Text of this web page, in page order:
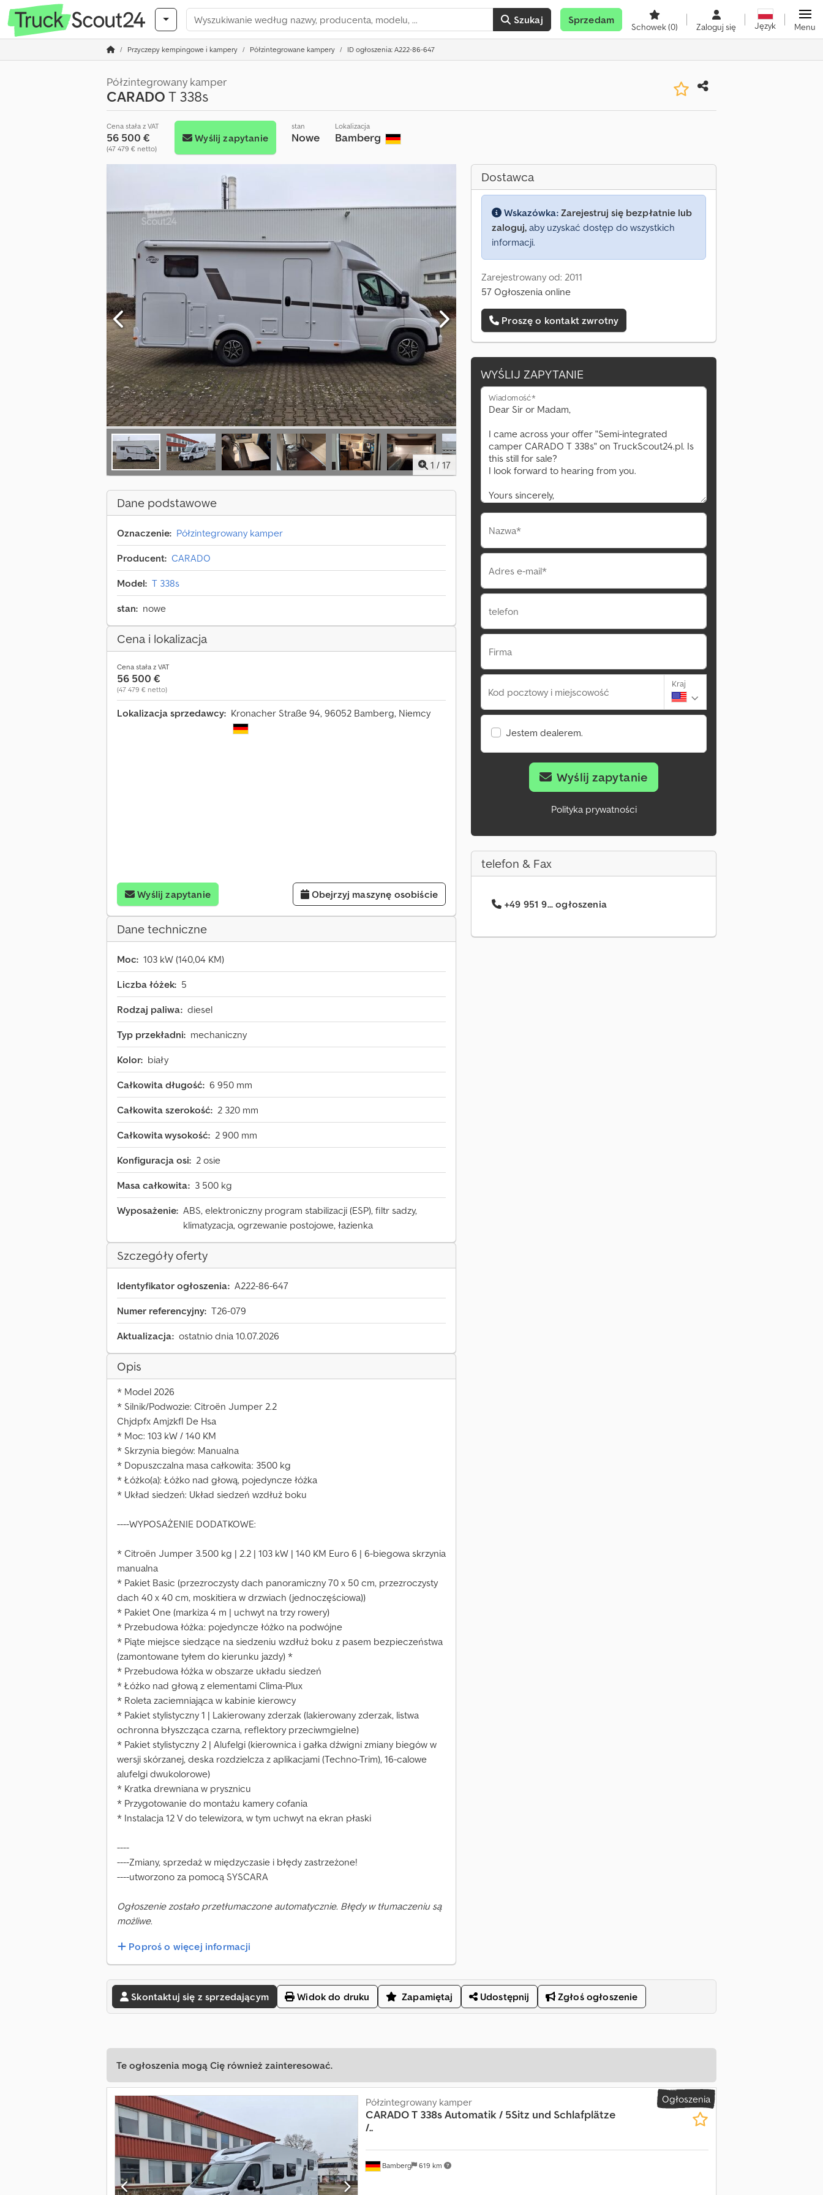
Szukaj Sprzedam
Schowek(0) Zaloguj się Język Menu
Przyczepy kempingowe i kampery Półzintegrowane kampery ID ogłoszenia: A222-86-647
Półzintegrowany kamper
CARADOT 338s
Cena stała z VAT
56 500 €
(47 479 € netto)
Wyślij zapytanie
stan
Nowe
Lokalizacja
Bamberg
1 / 17
Dane podstawowe
Oznaczenie: Półzintegrowany kamper
Producent: CARADO
Model: T 338s
stan: nowe
Cena i lokalizacja
Cena stała z VAT
56 500 €
(47 479 € netto)
Lokalizacja sprzedawcy: Kronacher Straße 94, 96052 Bamberg, Niemcy
Wyślij zapytanie Obejrzyj maszynę osobiście
Dane techniczne
Moc: 103 kW (140,04 KM)
Liczba łóżek: 5
Rodzaj paliwa: diesel
Typ przekładni: mechaniczny
Kolor: biały
Całkowita długość: 6 950 mm
Całkowita szerokość: 2 320 mm
Całkowita wysokość: 2 900 mm
Konfiguracja osi: 2 osie
Masa całkowita: 3 500 kg
Wyposażenie: ABS, elektroniczny program stabilizacji (ESP), filtr sadzy,
klimatyzacja, ogrzewanie postojowe, łazienka
Szczegóły oferty
Identyfikator ogłoszenia: A222-86-647
Numer referencyjny: T26-079
Aktualizacja: ostatnio dnia 10.07.2026
Opis
* Model 2026
* Silnik/Podwozie: Citroën Jumper 2.2
Chjdpfx Amjzkfl De Hsa
* Moc: 103 kW / 140 KM
* Skrzynia biegów: Manualna
* Dopuszczalna masa całkowita: 3500 kg
* Łóżko(a): Łóżko nad głową, pojedyncze łóżka
* Układ siedzeń: Układ siedzeń wzdłuż boku
----WYPOSAŻENIE DODATKOWE:
* Citroën Jumper 3.500 kg | 2.2 | 103 kW | 140 KM Euro 6 | 6-biegowa skrzynia
manualna
* Pakiet Basic (przezroczysty dach panoramiczny 70 x 50 cm, przezroczysty
dach 40 x 40 cm, moskitiera w drzwiach (jednoczęściowa))
* Pakiet One (markiza 4 m | uchwyt na trzy rowery)
* Przebudowa łóżka: pojedyncze łóżko na podwójne
* Piąte miejsce siedzące na siedzeniu wzdłuż boku z pasem bezpieczeństwa
(zamontowane tyłem do kierunku jazdy) *
* Przebudowa łóżka w obszarze układu siedzeń
* Łóżko nad głową z elementami Clima-Plux
* Roleta zaciemniająca w kabinie kierowcy
* Pakiet stylistyczny 1 | Lakierowany zderzak (lakierowany zderzak, listwa
ochronna błyszcząca czarna, reflektory przeciwmgielne)
* Pakiet stylistyczny 2 | Alufelgi (kierownica i gałka dźwigni zmiany biegów w
wersji skórzanej, deska rozdzielcza z aplikacjami (Techno-Trim), 16-calowe
alufelgi dwukolorowe)
* Kratka drewniana w prysznicu
* Przygotowanie do montażu kamery cofania
* Instalacja 12 V do telewizora, w tym uchwyt na ekran płaski
----
----Zmiany, sprzedaż w międzyczasie i błędy zastrzeżone!
----utworzono za pomocą SYSCARA
Ogłoszenie zostało przetłumaczone automatycznie. Błędy w tłumaczeniu są
możliwe.
Poproś o więcej informacji
Dostawca
Wskazówka: Zarejestruj się bezpłatnie lub
zaloguj, aby uzyskać dostęp do wszystkich
informacji.
Zarejestrowany od: 2011
57 Ogłoszenia online
Proszę o kontakt zwrotny
WYŚLIJ ZAPYTANIE
Wiadomość*
Nazwa*
Adres e-mail*
telefon
Firma
Kod pocztowy i miejscowość
Kraj
Jestem dealerem.
Wyślij zapytanie
Polityka prywatności
telefon & Fax
+49 951 9... ogłoszenia
Skontaktuj się z sprzedającym Widok do druku Zapamiętaj Udostępnij Zgłoś ogłoszenie
Te ogłoszenia mogą Cię również zainteresować.
Ogłoszenia
Bamberg 619 km
Półzintegrowany kamper
CARADOT 338s Automatik / 5Sitz und Schlafplätze
/..